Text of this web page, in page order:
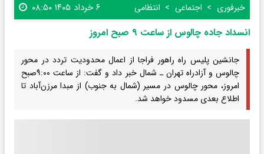
خبرفوری اجتماعی انتظامی ۶ خرداد ۱۴۰۵ ۰۸:۵۰
انسداد جاده چالوس از ساعت ۹ صبح امروز
جانشین پلیس راه راهور فراجا از اعمال محدودیت تردد در محور
چالوس و آزادراه تهران ـ شمال خبر داد و گفت: از ساعت ۹:۰۰صبح
امروز، محور چالوس در مسیر (شمال به جنوب) از مبدا مرزن‌آباد تا
اطلاع بعدی مسدود خواهد شد.